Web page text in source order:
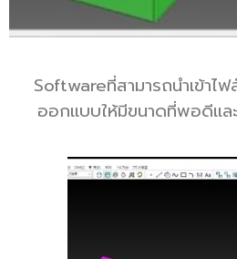
Softwareที่สามารถนําเข้าไ
ออกแบบให้มีขนาดที่พอดีแล